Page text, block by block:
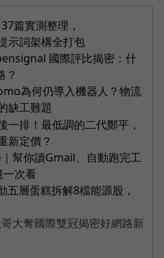
篇實測整理，
示詞架構全打包
國際評比揭密：什
？
為何仍導入機器人？物流
缺工難題
一排！最低調的二代鄭平，
新定價？
幫你讀Gmail、自動跑完工
次看
五層蛋糕拆解8檔能源股，
大奪國際雙冠揭密好網路新